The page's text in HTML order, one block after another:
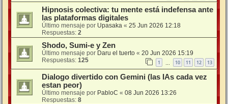
Hipnosis colectiva: tu mente está indefensa ante
las plataformas digitales
Último mensaje por Upasaka « 25 Jun 2026 12:18
Respuestas: 2
Shodo, Sumi-e y Zen
Último mensaje por Daru el tuerto « 20 Jun 2026 15:19
Respuestas: 125 1 10 11 12 13
Dialogo divertido con Gemini (las IAs cada vez
estan peor)
Último mensaje por PabloC « 08 Jun 2026 13:26
Respuestas: 8